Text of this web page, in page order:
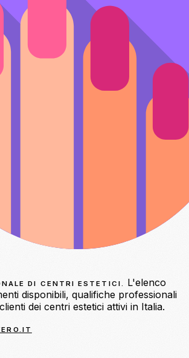
DI CENTRI ESTETICI.
L'elenco
disponibili, qualifiche professionali
dei centri estetici attivi in Italia.